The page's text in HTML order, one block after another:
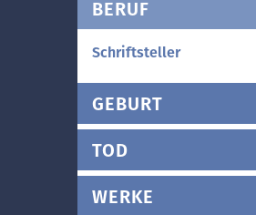
BERUF
Schriftsteller
GEBURT
TOD
WERKE